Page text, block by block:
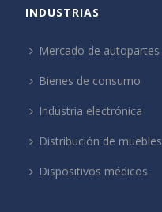
INDUSTRIAS
Mercado de autopartes
Bienes de consumo
Industria electrónica
Distribución de muebles
Dispositivos médicos